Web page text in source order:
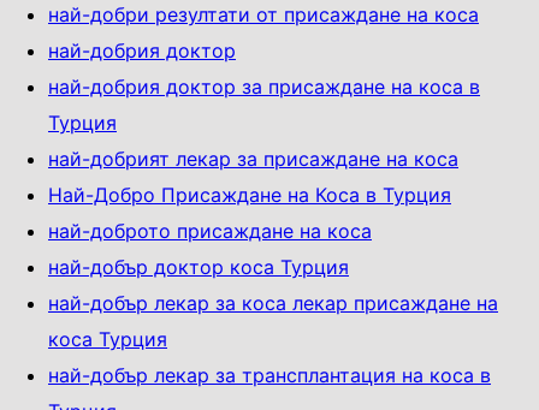
най-добри резултати от присаждане на коса
най-добрия доктор
най-добрия доктор за присаждане на коса в
Турция
най-добрият лекар за присаждане на коса
Най-Добро Присаждане на Коса в Турция
най-доброто присаждане на коса
най-добър доктор коса Турция
най-добър лекар за коса лекар присаждане на
коса Турция
най-добър лекар за трансплантация на коса в